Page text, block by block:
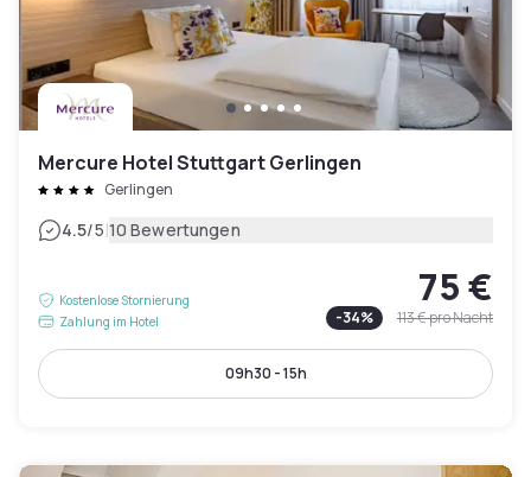
Mercure Hotel Stuttgart Gerlingen
Gerlingen
4.5/5|10 Bewertungen
Kostenlose Stornierung
Zahlung im Hotel
75 €
-34% 113 €pro Nacht
09h30 - 15h